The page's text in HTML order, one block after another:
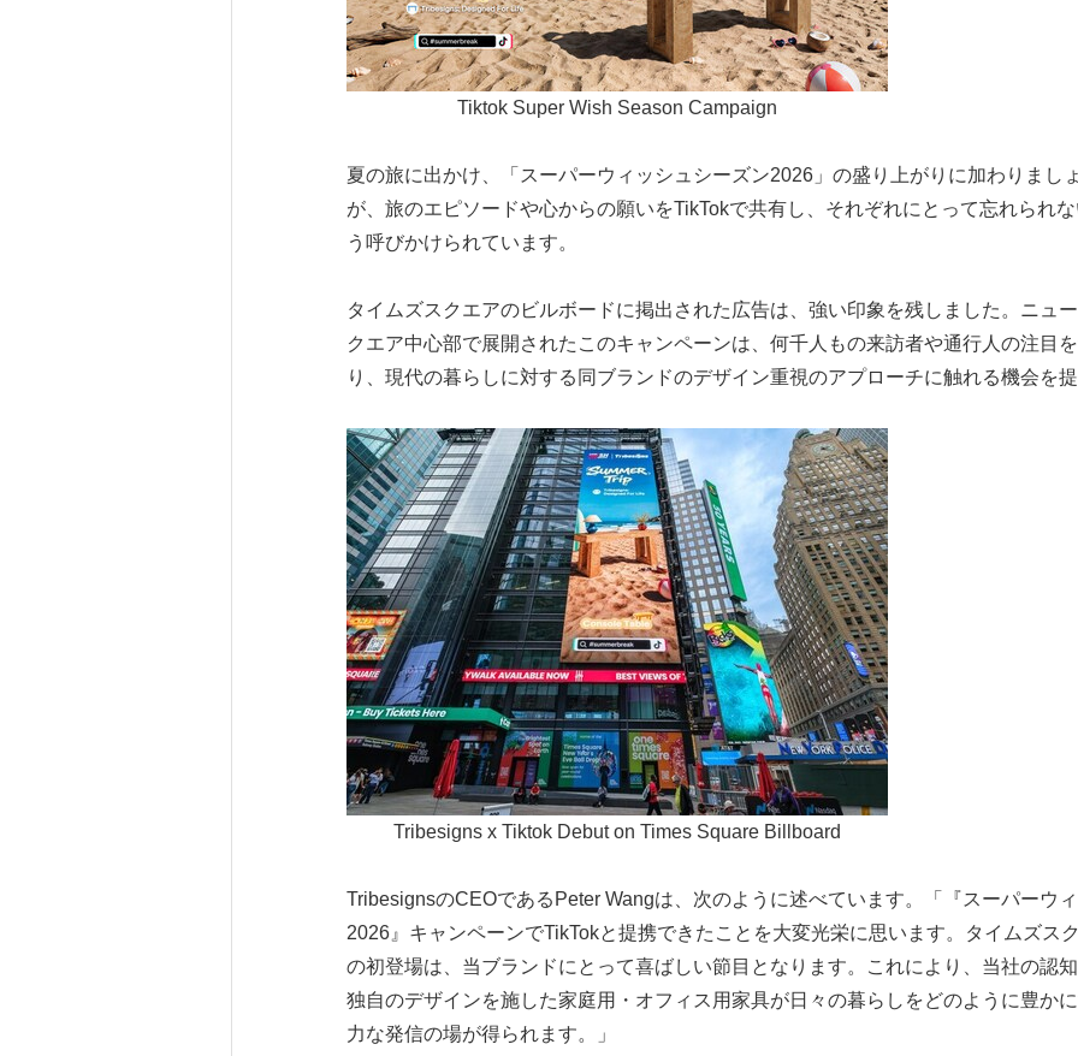
Tiktok Super Wish Season Campaign
夏の旅に出かけ、「スーパーウィッシュシーズン2026」の盛り上がりに加わりまし
が、旅のエピソードや心からの願いをTikTokで共有し、それぞれにとって忘れられ
う呼びかけられています。
タイムズスクエアのビルボードに掲出された広告は、強い印象を残しました。ニュ
クエア中心部で展開されたこのキャンペーンは、何千人もの来訪者や通行人の注目
り、現代の暮らしに対する同ブランドのデザイン重視のアプローチに触れる機会を提
Tribesigns x Tiktok Debut on Times Square Billboard
TribesignsのCEOであるPeter Wangは、次のように述べています。「『スーパーウ
2026』キャンペーンでTikTokと提携できたことを大変光栄に思います。タイムズス
の初登場は、当ブランドにとって喜ばしい節目となります。これにより、当社の認知
独自のデザインを施した家庭用・オフィス用家具が日々の暮らしをどのように豊か
力な発信の場が得られます。」